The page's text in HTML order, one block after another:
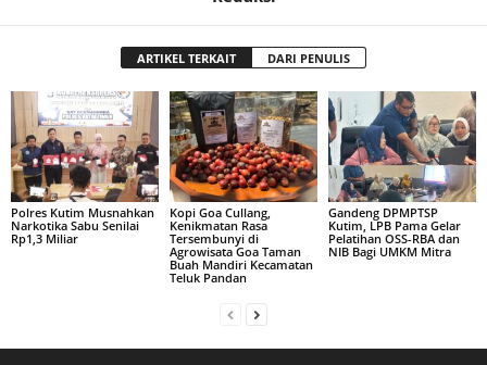
ARTIKEL TERKAIT DARI PENULIS
Polres Kutim Musnahkan
Narkotika Sabu Senilai
Rp1,3 Miliar
Kopi Goa Cullang,
Kenikmatan Rasa
Tersembunyi di
Agrowisata Goa Taman
Buah Mandiri Kecamatan
Teluk Pandan
Gandeng DPMPTSP
Kutim, LPB Pama Gelar
Pelatihan OSS-RBA dan
NIB Bagi UMKM Mitra